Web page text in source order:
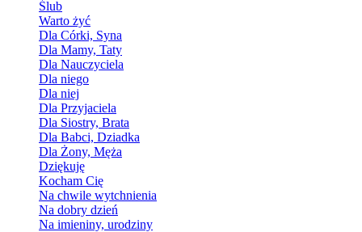
Ślub
Warto żyć
Dla Córki, Syna
Dla Mamy, Taty
Dla Nauczyciela
Dla niego
Dla niej
Dla Przyjaciela
Dla Siostry, Brata
Dla Babci, Dziadka
Dla Żony, Męża
Dziękuję
Kocham Cię
Na chwile wytchnienia
Na dobry dzień
Na imieniny, urodziny